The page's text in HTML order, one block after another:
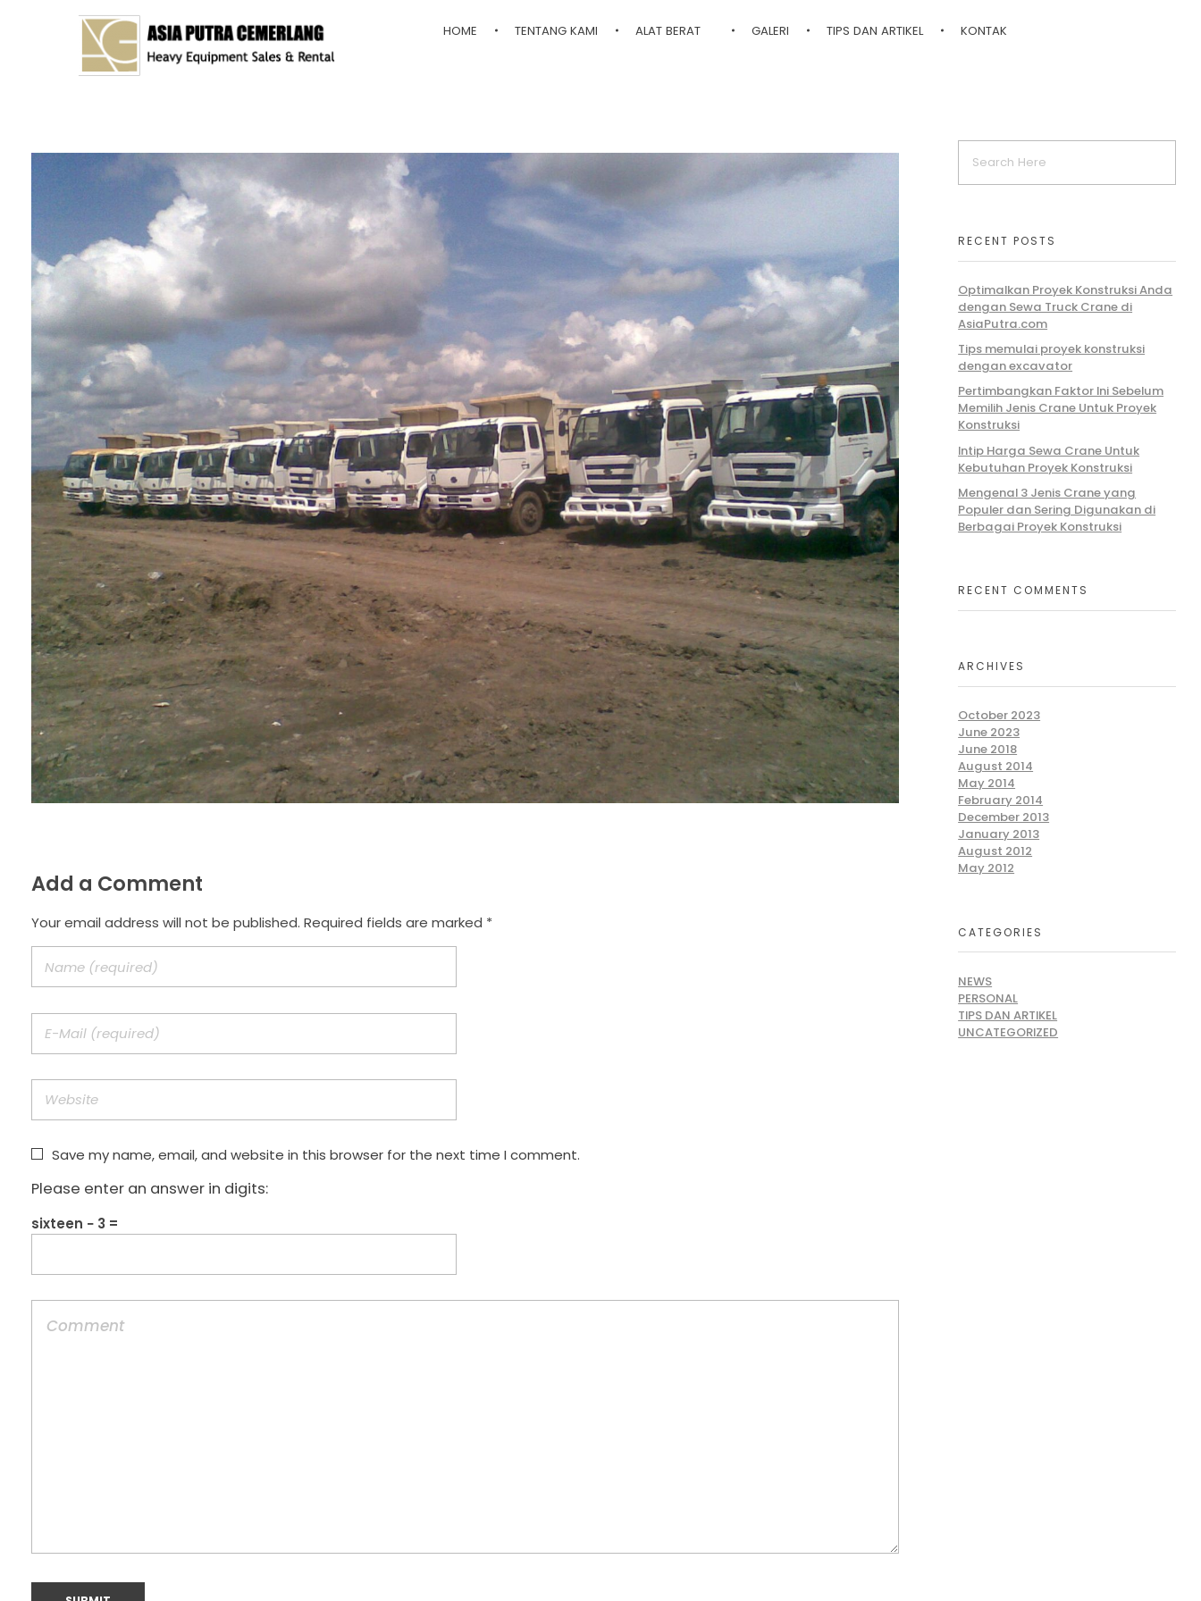
HOME TENTANG KAMI ALAT BERAT GALERI TIPS DAN ARTIKEL KONTAK
Add a Comment
Your email address will not be published. Required fields are marked *
Save my name, email, and website in this browser for the next time I comment.
Please enter an answer in digits:
sixteen − 3 =
RECENT POSTS
Optimalkan Proyek Konstruksi Anda
dengan Sewa Truck Crane di
AsiaPutra.com
Tips memulai proyek konstruksi
dengan excavator
Pertimbangkan Faktor Ini Sebelum
Memilih Jenis Crane Untuk Proyek
Konstruksi
Intip Harga Sewa Crane Untuk
Kebutuhan Proyek Konstruksi
Mengenal 3 Jenis Crane yang
Populer dan Sering Digunakan di
Berbagai Proyek Konstruksi
RECENT COMMENTS
ARCHIVES
October 2023
June 2023
June 2018
August 2014
May 2014
February 2014
December 2013
January 2013
August 2012
May 2012
CATEGORIES
NEWS
PERSONAL
TIPS DAN ARTIKEL
UNCATEGORIZED